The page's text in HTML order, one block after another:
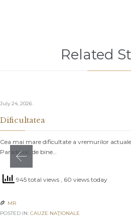
Related
July 24, 2026
Dificultatea
Cea mai mare dificultate a vremurilor
Paradoxal, de bine…
945 total views , 60 views today
 MR
POSTED IN: CAUZE NAŢIONALE